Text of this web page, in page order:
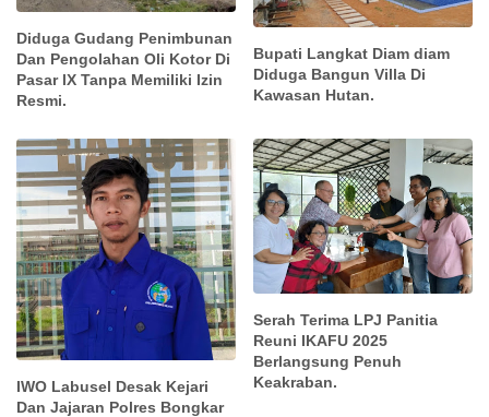
Diduga Gudang Penimbunan
Dan Pengolahan Oli Kotor Di
Pasar lX Tanpa Memiliki Izin
Resmi.
Bupati Langkat Diam diam
Diduga Bangun Villa Di
Kawasan Hutan.
IWO Labusel Desak Kejari
Dan Jajaran Polres Bongkar
Serah Terima LPJ Panitia
Reuni IKAFU 2025
Berlangsung Penuh
Keakraban.